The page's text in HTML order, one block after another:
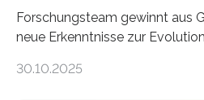
Forschungsteam gewinnt aus
neue Erkenntnisse zur
Landpflanzen zählen zu den
30.10.2025